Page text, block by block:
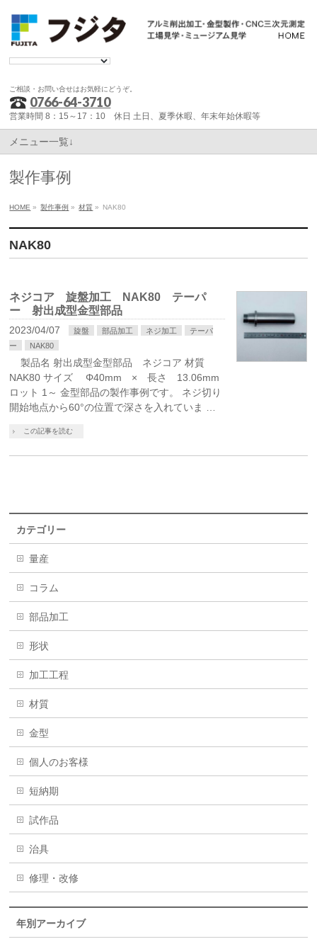
ご相談・お問い合せはお気軽にどうぞ。
0766-64-3710
営業時間 8：15～17：10 休日 土日、夏季休暇、年末年始休暇等
メニュー一覧↓
製作事例
HOME » 製作事例 » 材質 » NAK80
NAK80
ネジコア 旋盤加工 NAK80 テーパ
ー 射出成型金型部品
2023/04/07 旋盤 部品加工 ネジ加工
テーパ
ー
NAK80
製品名 射出成型金型部品 ネジコア 材質
NAK80 サイズ Φ40mm × 長さ 13.06mm
ロット 1～ 金型部品の製作事例です。 ネジ切り
開始地点から60°の位置で深さを入れていま …
この記事を読む
カテゴリー
量産
コラム
部品加工
形状
加工工程
材質
金型
個人のお客様
短納期
試作品
治具
修理・改修
年別アーカイブ